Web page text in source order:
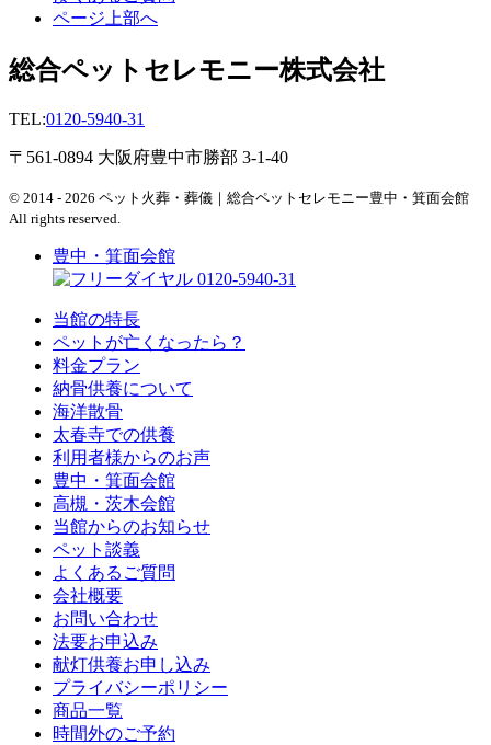
ページ上部へ
総合ペットセレモニー株式会社
TEL:0120-5940-31
〒561-0894 大阪府豊中市勝部 3-1-40
© 2014 - 2026 ペット火葬・葬儀｜総合ペットセレモニー豊中・箕面会館
All rights reserved.
豊中・箕面会館
0120-5940-31
当館の特長
ペットが亡くなったら？
料金プラン
納骨供養について
海洋散骨
太春寺での供養
利用者様からのお声
豊中・箕面会館
高槻・茨木会館
当館からのお知らせ
ペット談義
よくあるご質問
会社概要
お問い合わせ
法要お申込み
献灯供養お申し込み
プライバシーポリシー
商品一覧
時間外のご予約